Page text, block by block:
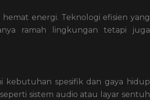
energi. Teknologi efisien yang
ramah lingkungan tetapi juga
kebutuhan spesifik dan gaya hidup
sistem audio atau layar sentuh